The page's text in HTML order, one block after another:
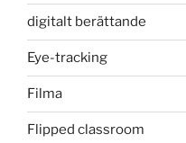
digitalt berättande
Eye-tracking
Filma
Flipped classroom